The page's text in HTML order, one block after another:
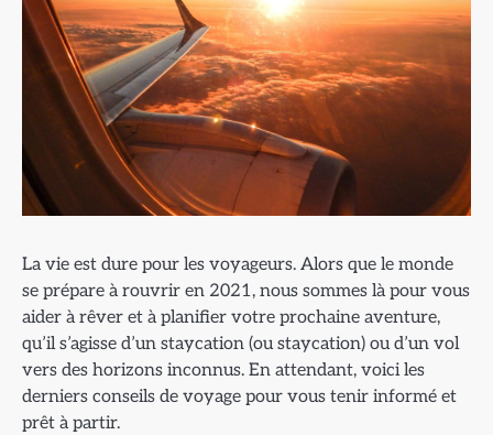
La vie est dure pour les voyageurs. Alors que le monde
se prépare à rouvrir en 2021, nous sommes là pour vous
aider à rêver et à planifier votre prochaine aventure,
qu’il s’agisse d’un staycation (ou staycation) ou d’un vol
vers des horizons inconnus. En attendant, voici les
derniers conseils de voyage pour vous tenir informé et
prêt à partir.